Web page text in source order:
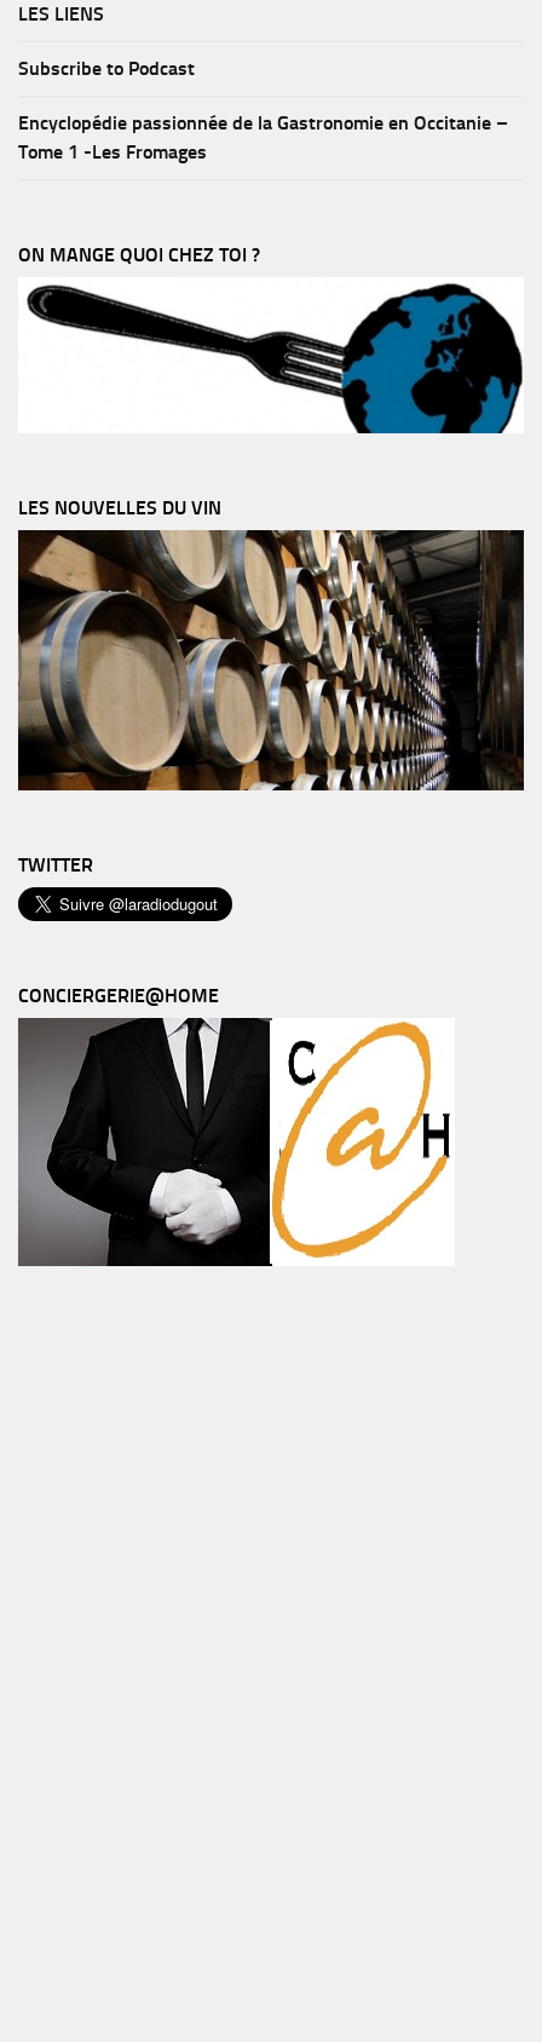
LES LIENS
Subscribe to Podcast
Encyclopédie passionnée de la Gastronomie en Occitanie –
Tome 1 -Les Fromages
ON MANGE QUOI CHEZ TOI ?
LES NOUVELLES DU VIN
TWITTER
CONCIERGERIE@HOME